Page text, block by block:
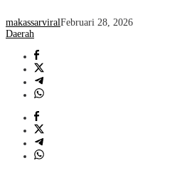
makassarviralFebruari 28, 2026
Daerah